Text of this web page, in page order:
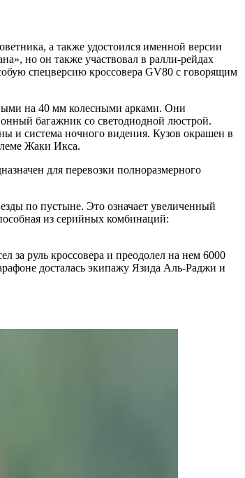
а также удостоился именной версии
но он также участвовал в ралли-рейдах
спецверсию кроссовера GV80 с говорящим
на 40 мм колесными арками. Они
багажник со светодиодной люстрой.
и система ночного видения. Кузов окрашен в
Жаки Икса.
для перевозки полноразмерного
по пустыне. Это означает увеличенный
из серийных комбинаций:
за руль кроссовера и преодолел на нем 6000
досталась экипажу Язида Аль-Раджи и